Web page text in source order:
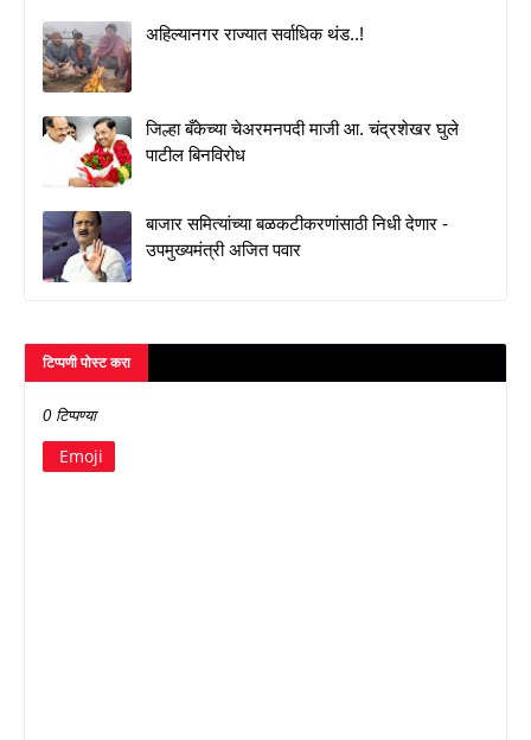
अहिल्यानगर राज्यात सर्वाधिक थंड..!
जिल्हा बँकेच्या चेअरमनपदी माजी आ. चंद्रशेखर घुले
पाटील बिनविरोध
बाजार समित्यांच्या बळकटीकरणांसाठी निधी देणार -
उपमुख्यमंत्री अजित पवार
टिप्पणी पोस्ट करा
0 टिप्पण्या
Emoji